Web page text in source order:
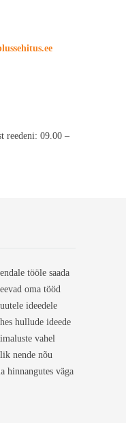
reedeni: 09.00 –
tööle saada
oma tööd
ideedele
hullude ideede
vahel
nende nõu
hinnangutes väga